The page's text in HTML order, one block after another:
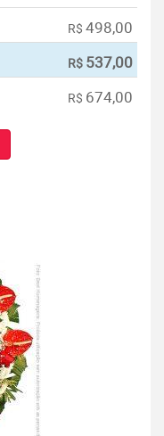
R$ 498,00
R$ 537,00
R$ 674,00